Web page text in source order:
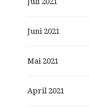
Juni 2021
Mai 2021
April 2021